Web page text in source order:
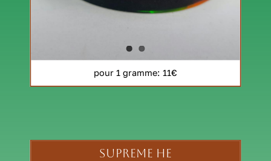
pour 1 gramme: 11€
SUPREME HE